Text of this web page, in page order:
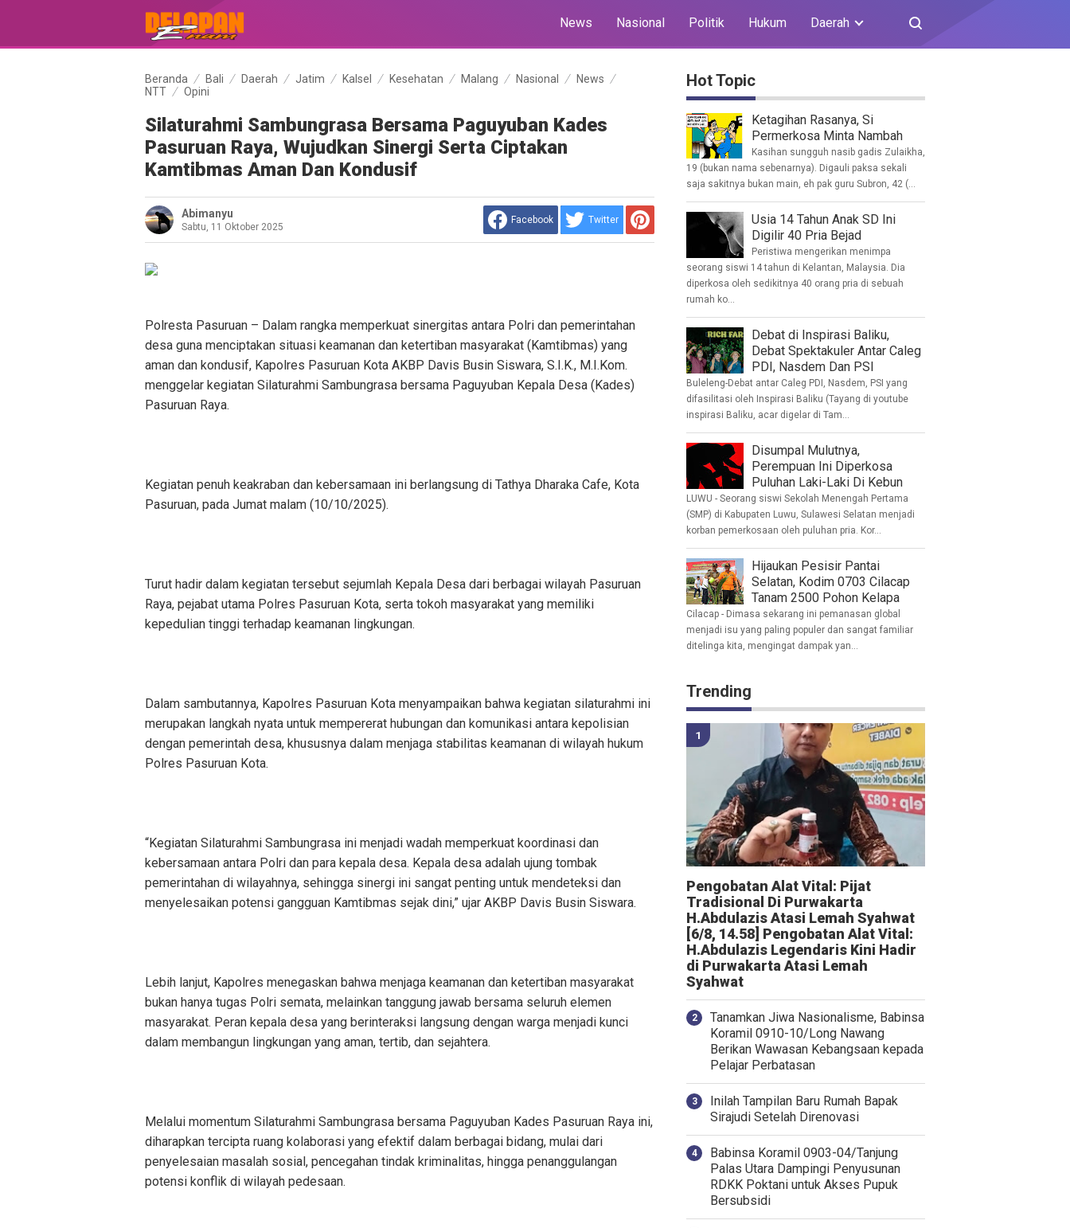
News Nasional Politik Hukum Daerah
Beranda Bali Daerah Jatim Kalsel Kesehatan Malang Nasional
News
NTT
Opini
Silaturahmi Sambungrasa Bersama Paguyuban Kades
Pasuruan Raya, Wujudkan Sinergi Serta Ciptakan
Kamtibmas Aman Dan Kondusif
Abimanyu
Sabtu, 11 Oktober 2025
Facebook Twitter
Polresta Pasuruan – Dalam rangka memperkuat sinergitas antara Polri dan pemerintahan
desa guna menciptakan situasi keamanan dan ketertiban masyarakat (Kamtibmas) yang
aman dan kondusif, Kapolres Pasuruan Kota AKBP Davis Busin Siswara, S.I.K., M.I.Kom.
menggelar kegiatan Silaturahmi Sambungrasa bersama Paguyuban Kepala Desa (Kades)
Pasuruan Raya.
Kegiatan penuh keakraban dan kebersamaan ini berlangsung di Tathya Dharaka Cafe, Kota
Pasuruan, pada Jumat malam (10/10/2025).
Turut hadir dalam kegiatan tersebut sejumlah Kepala Desa dari berbagai wilayah Pasuruan
Raya, pejabat utama Polres Pasuruan Kota, serta tokoh masyarakat yang memiliki
kepedulian tinggi terhadap keamanan lingkungan.
Dalam sambutannya, Kapolres Pasuruan Kota menyampaikan bahwa kegiatan silaturahmi ini
merupakan langkah nyata untuk mempererat hubungan dan komunikasi antara kepolisian
dengan pemerintah desa, khususnya dalam menjaga stabilitas keamanan di wilayah hukum
Polres Pasuruan Kota.
“Kegiatan Silaturahmi Sambungrasa ini menjadi wadah memperkuat koordinasi dan
kebersamaan antara Polri dan para kepala desa. Kepala desa adalah ujung tombak
pemerintahan di wilayahnya, sehingga sinergi ini sangat penting untuk mendeteksi dan
menyelesaikan potensi gangguan Kamtibmas sejak dini,” ujar AKBP Davis Busin Siswara.
Lebih lanjut, Kapolres menegaskan bahwa menjaga keamanan dan ketertiban masyarakat
bukan hanya tugas Polri semata, melainkan tanggung jawab bersama seluruh elemen
masyarakat. Peran kepala desa yang berinteraksi langsung dengan warga menjadi kunci
dalam membangun lingkungan yang aman, tertib, dan sejahtera.
Melalui momentum Silaturahmi Sambungrasa bersama Paguyuban Kades Pasuruan Raya ini,
diharapkan tercipta ruang kolaborasi yang efektif dalam berbagai bidang, mulai dari
penyelesaian masalah sosial, pencegahan tindak kriminalitas, hingga penanggulangan
potensi konflik di wilayah pedesaan.
Hot Topic
Ketagihan Rasanya, Si
Permerkosa Minta Nambah
Kasihan sungguh nasib gadis Zulaikha,
19 (bukan nama sebenarnya). Digauli paksa sekali
saja sakitnya bukan main, eh pak guru Subron, 42 (...
Usia 14 Tahun Anak SD Ini
Digilir 40 Pria Bejad
Peristiwa mengerikan menimpa
seorang siswi 14 tahun di Kelantan, Malaysia. Dia
diperkosa oleh sedikitnya 40 orang pria di sebuah
rumah ko...
Debat di Inspirasi Baliku,
Debat Spektakuler Antar Caleg
PDI, Nasdem Dan PSI
Buleleng-Debat antar Caleg PDI, Nasdem, PSI yang
difasilitasi oleh Inspirasi Baliku (Tayang di youtube
inspirasi Baliku, acar digelar di Tam...
Disumpal Mulutnya,
Perempuan Ini Diperkosa
Puluhan Laki-Laki Di Kebun
LUWU - Seorang siswi Sekolah Menengah Pertama
(SMP) di Kabupaten Luwu, Sulawesi Selatan menjadi
korban pemerkosaan oleh puluhan pria. Kor...
Hijaukan Pesisir Pantai
Selatan, Kodim 0703 Cilacap
Tanam 2500 Pohon Kelapa
Cilacap - Dimasa sekarang ini pemanasan global
menjadi isu yang paling populer dan sangat familiar
ditelinga kita, mengingat dampak yan...
Trending
Pengobatan Alat Vital: Pijat
Tradisional Di Purwakarta
H.Abdulazis Atasi Lemah Syahwat
[6/8, 14.58] Pengobatan Alat Vital:
H.Abdulazis Legendaris Kini Hadir
di Purwakarta Atasi Lemah
Syahwat
Tanamkan Jiwa Nasionalisme, Babinsa
Koramil 0910-10/Long Nawang
Berikan Wawasan Kebangsaan kepada
Pelajar Perbatasan
Inilah Tampilan Baru Rumah Bapak
Sirajudi Setelah Direnovasi
‎Babinsa Koramil 0903-04/Tanjung
Palas Utara Dampingi Penyusunan
RDKK Poktani untuk Akses Pupuk
Bersubsidi